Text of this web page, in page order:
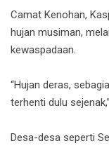
Camat Kenohan,
hujan musiman,
kewaspadaan.
“Hujan deras,
terhenti dulu
Desa-desa seperti